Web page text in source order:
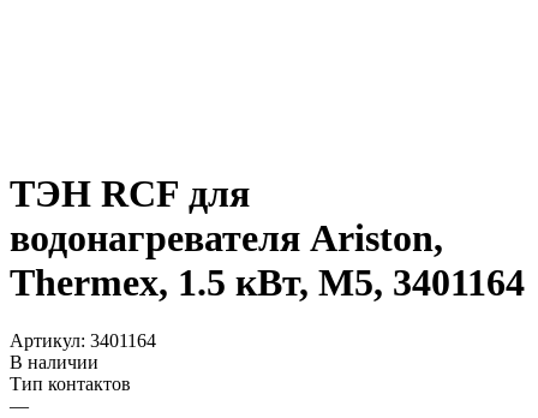
ТЭН RCF для
водонагревателя Ariston,
Thermex, 1.5 кВт, М5, 3401164
Артикул: 3401164
В наличии
Тип контактов
—